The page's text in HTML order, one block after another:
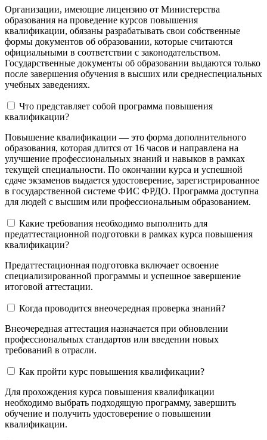
Организации, имеющие лицензию от Министерства
образования на проведение курсов повышения
квалификации, обязаны разрабатывать свои собственные
формы документов об образовании, которые считаются
официальными в соответствии с законодательством.
Государственные документы об образовании выдаются только
после завершения обучения в высших или среднеспециальных
учебных заведениях.
Что представляет собой программа повышения
квалификации?
Повышение квалификации — это форма дополнительного
образования, которая длится от 16 часов и направлена на
улучшение профессиональных знаний и навыков в рамках
текущей специальности. По окончании курса и успешной
сдаче экзаменов выдается удостоверение, зарегистрированное
в государственной системе ФИС ФРДО. Программа доступна
для людей с высшим или профессиональным образованием.
Какие требования необходимо выполнить для
предаттестационной подготовки в рамках курса повышения
квалификации?
Предаттестационная подготовка включает освоение
специализированной программы и успешное завершение
итоговой аттестации.
Когда проводится внеочередная проверка знаний?
Внеочередная аттестация назначается при обновлении
профессиональных стандартов или введении новых
требований в отрасли.
Как пройти курс повышения квалификации?
Для прохождения курса повышения квалификации
необходимо выбрать подходящую программу, завершить
обучение и получить удостоверение о повышении
квалификации.